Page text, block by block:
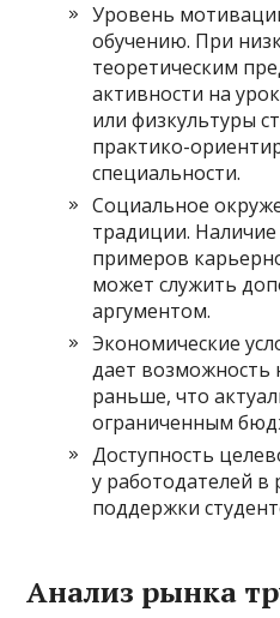
Уровень
обучению. При
теоретическим
активности на
или физкультуры
практико-
специальности.
Социальное
традиции.
примеров
может служить
аргументом.
Экономические
дает возможность
раньше, что
ограниченным
Доступность
у работодателей
поддержки
Анализ рынка